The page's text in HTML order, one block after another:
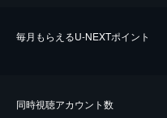
毎⽉もらえるU-NEXTポイント
同時視聴アカウント数